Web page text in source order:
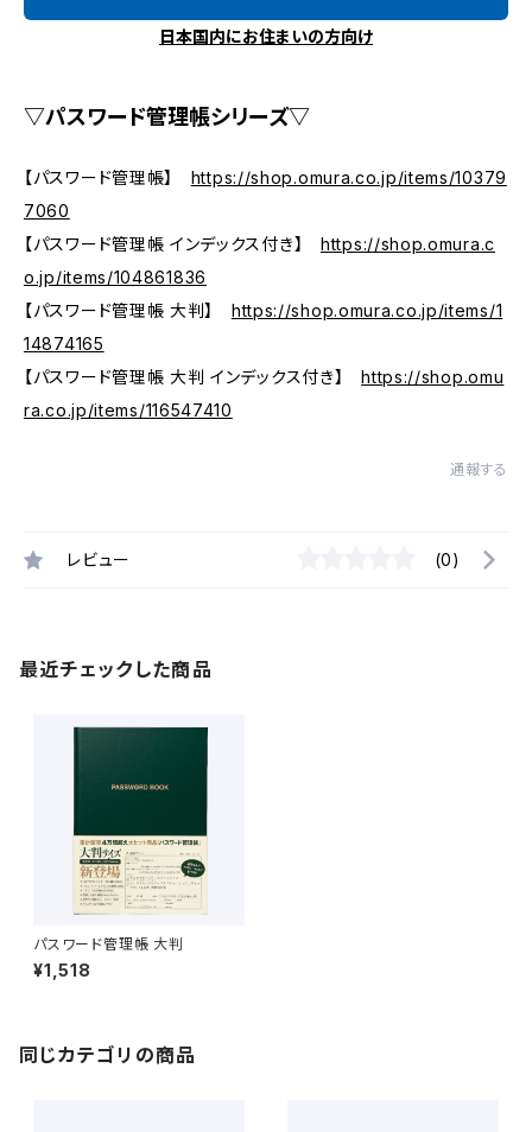
日本国内にお住まいの方向け
▽パスワード管理帳シリーズ▽
【パスワード管理帳】 https://shop.omura.co.jp/items/10379
7060
【パスワード管理帳 インデックス付き】 https://shop.omura.c
o.jp/items/104861836
【パスワード管理帳 大判】 https://shop.omura.co.jp/items/1
14874165
【パスワード管理帳 大判 インデックス付き】https://shop.omu
ra.co.jp/items/116547410
通報する
レビュー (0)
最近チェックした商品
パスワード管理帳 大判
¥1,518
同じカテゴリの商品